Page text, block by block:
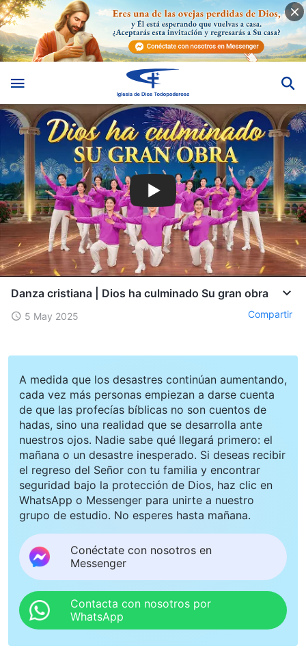
Danza cristiana | Dios ha culminado Su gran obra
5 May 2025 Compartir
A medida que los desastres continúan aumentando,
cada vez más personas empiezan a darse cuenta
de que las profecías bíblicas no son cuentos de
hadas, sino una realidad que se desarrolla ante
nuestros ojos. Nadie sabe qué llegará primero: el
mañana o un desastre inesperado. Si deseas recibir
el regreso del Señor con tu familia y encontrar
seguridad bajo la protección de Dios, haz clic en
WhatsApp o Messenger para unirte a nuestro
grupo de estudio. No esperes hasta mañana.
Conéctate con nosotros en
Messenger
Contacta con nosotros por
WhatsApp